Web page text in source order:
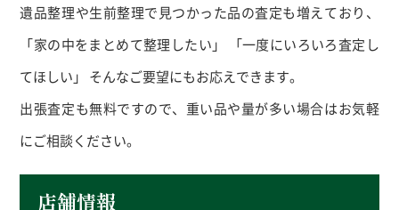
遺品整理や生前整理で見つかった品の査定も増えており、
「家の中をまとめて整理したい」 「一度にいろいろ査定し
てほしい」 そんなご要望にもお応えできます。
出張査定も無料ですので、重い品や量が多い場合はお気軽
にご相談ください。
店舗情報